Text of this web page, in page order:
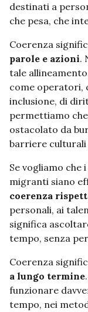
destinati a
che pesa, che
Coerenza
parole e azioni.
tale
come operatori,
inclusione, di
permettiamo che
ostacolato da
barriere
Se vogliamo
migranti siano
coerenza
personali, ai
significa
tempo, senza
Coerenza
a lungo termine
funzionare
tempo, nei